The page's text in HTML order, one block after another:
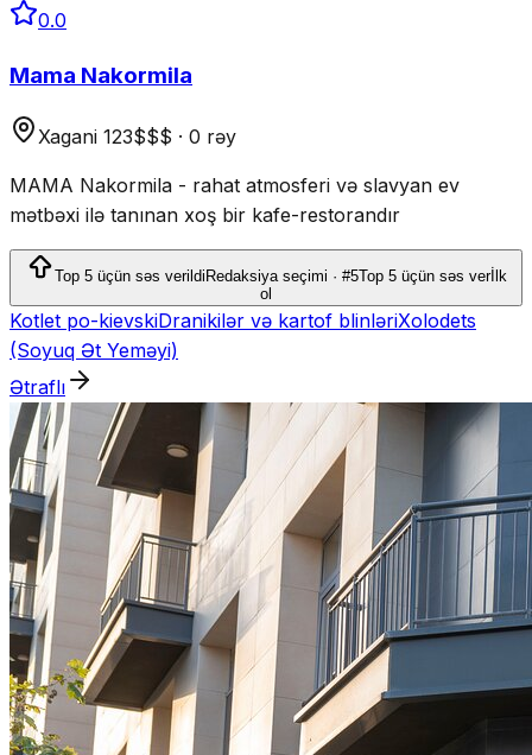
0.0
Mama Nakormila
Xagani 123$$$ · 0 rəy
MAMA Nakormila - rahat atmosferi və slavyan ev
mətbəxi ilə tanınan xoş bir kafe-restorandır
Top 5 üçün səs verildiRedaksiya seçimi · #5Top 5 üçün səs verİlk
ol
Kotlet po-kievskiDranikilər və kartof blinləriXolodets
(Soyuq Ət Yeməyi)
Ətraflı